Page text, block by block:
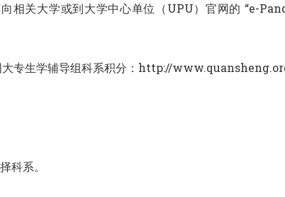
相关大学或到大学中心单位（UPU）官网的 “e-
大专生学辅导组科系积分：http://
科系。